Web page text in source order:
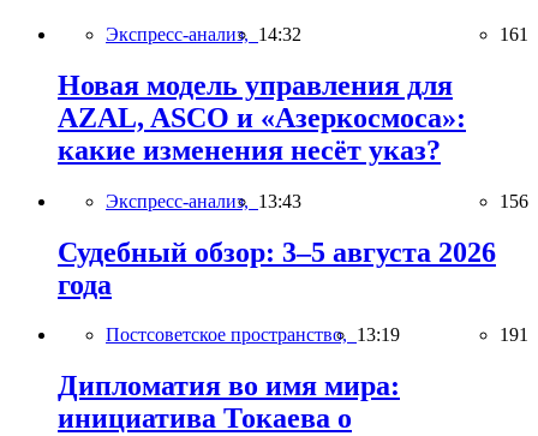
Экспресс-анализ, 14:32 161
Новая модель управления для
AZAL, ASCO и «Азеркосмоса»:
какие изменения несёт указ?
Экспресс-анализ, 13:43 156
Судебный обзор: 3–5 августа 2026
года
Постсоветское пространство, 13:19 191
Дипломатия во имя мира:
инициатива Токаева о